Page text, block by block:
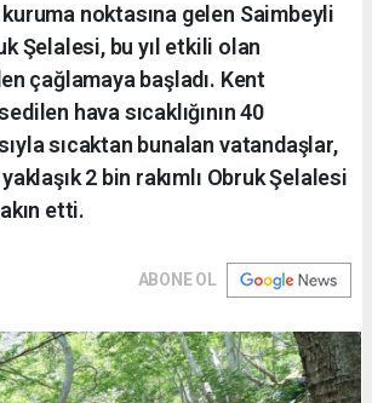
noktasına gelen Saimbeyli
Şelalesi, bu yıl etkili olan
çağlamaya başladı. Kent
hava sıcaklığının 40
sıcaktan bunalan vatandaşlar,
2 bin rakımlı Obruk Şelalesi
etti.
ABONE OL